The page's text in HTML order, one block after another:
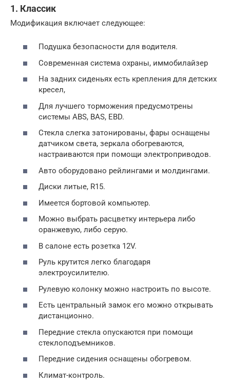
1. Классик
Модификация включает следующее:
Подушка безопасности для водителя.
Современная система охраны, иммобилайзер
На задних сиденьях есть крепления для детских
кресел,
Для лучшего торможения предусмотрены
системы ABS, BAS, EBD.
Стекла слегка затонированы, фары оснащены
датчиком света, зеркала обогреваются,
настраиваются при помощи электроприводов.
Авто оборудовано рейлингами и молдингами.
Диски литые, R15.
Имеется бортовой компьютер.
Можно выбрать расцветку интерьера либо
оранжевую, либо серую.
В салоне есть розетка 12V.
Руль крутится легко благодаря
электроусилителю.
Рулевую колонку можно настроить по высоте.
Есть центральный замок его можно открывать
дистанционно.
Передние стекла опускаются при помощи
стеклоподъемников.
Передние сидения оснащены обогревом.
Климат-контроль.